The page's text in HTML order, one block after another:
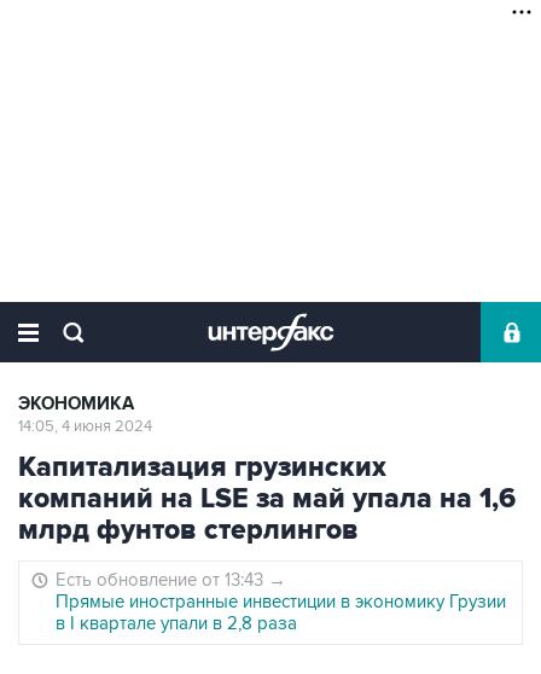
ЭКОНОМИКА
14:05, 4 июня 2024
Капитализация грузинских
компаний на LSE за май упала на 1,6
млрд фунтов стерлингов
Есть обновление от 13:43 →
Прямые иностранные инвестиции в экономику Грузии
в I квартале упали в 2,8 раза